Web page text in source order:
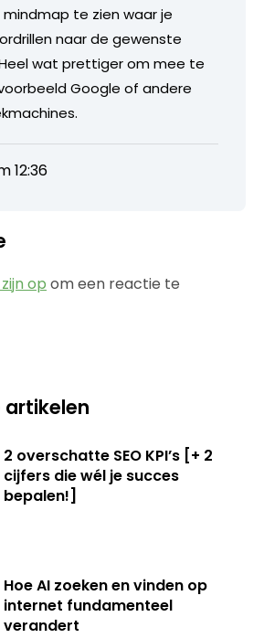
mindmap te zien waar je
naar de gewenste
wat prettiger om mee te
Google of andere
12:36
op om een reactie te
artikelen
2 overschatte SEO KPI’s [+ 2
cijfers die wél je succes
bepalen!]
Hoe AI zoeken en vinden op
internet fundamenteel
verandert